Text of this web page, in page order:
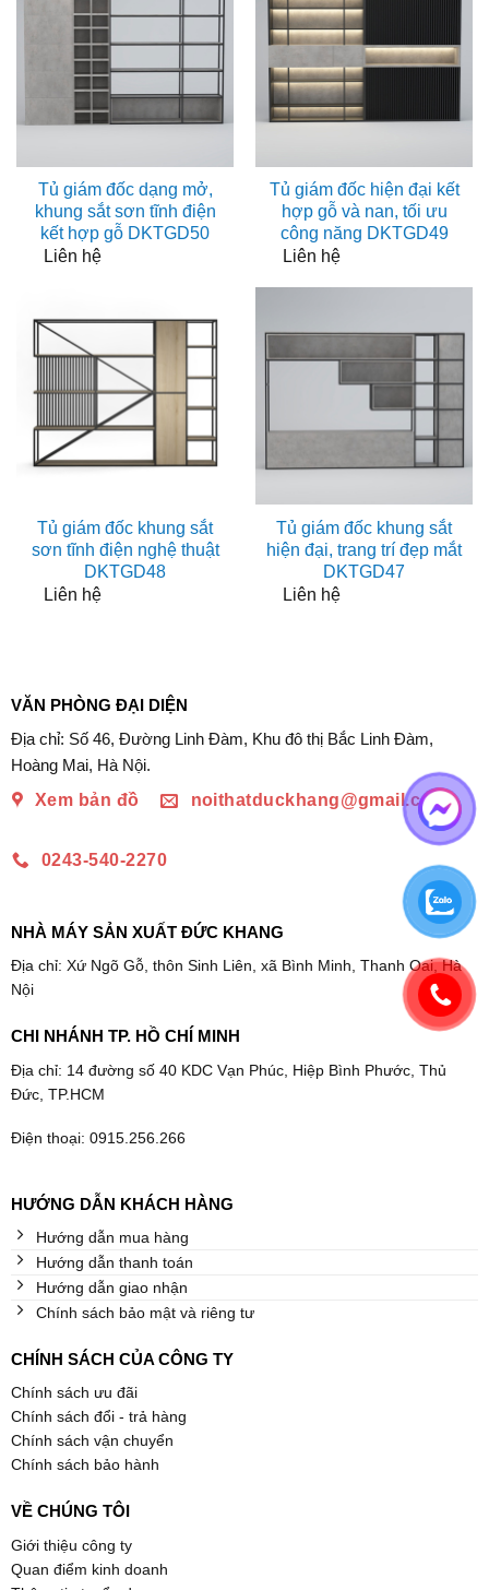
Tủ giám đốc dạng mở,
khung sắt sơn tĩnh điện
kết hợp gỗ DKTGD50
Liên hệ
Tủ giám đốc hiện đại kết
hợp gỗ và nan, tối ưu
công năng DKTGD49
Liên hệ
Tủ giám đốc khung sắt
sơn tĩnh điện nghệ thuật
DKTGD48
Liên hệ
Tủ giám đốc khung sắt
hiện đại, trang trí đẹp mắt
DKTGD47
Liên hệ
VĂN PHÒNG ĐẠI DIỆN
Địa chỉ: Số 46, Đường Linh Đàm, Khu đô thị Bắc Linh Đàm,
Hoàng Mai, Hà Nội.
Xem bản đồ
noithatduckhang@gmail.com
0243-540-2270
NHÀ MÁY SẢN XUẤT ĐỨC KHANG
Địa chỉ: Xứ Ngõ Gỗ, thôn Sinh Liên, xã Bình Minh, Thanh Oai, Hà
Nội
CHI NHÁNH TP. HỒ CHÍ MINH
Địa chỉ: 14 đường số 40 KDC Vạn Phúc, Hiệp Bình Phước, Thủ
Đức, TP.HCM
Điện thoại: 0915.256.266
HƯỚNG DẪN KHÁCH HÀNG
Hướng dẫn mua hàng
Hướng dẫn thanh toán
Hướng dẫn giao nhận
Chính sách bảo mật và riêng tư
CHÍNH SÁCH CỦA CÔNG TY
Chính sách ưu đãi
Chính sách đổi - trả hàng
Chính sách vận chuyển
Chính sách bảo hành
VỀ CHÚNG TÔI
Giới thiệu công ty
Quan điểm kinh doanh